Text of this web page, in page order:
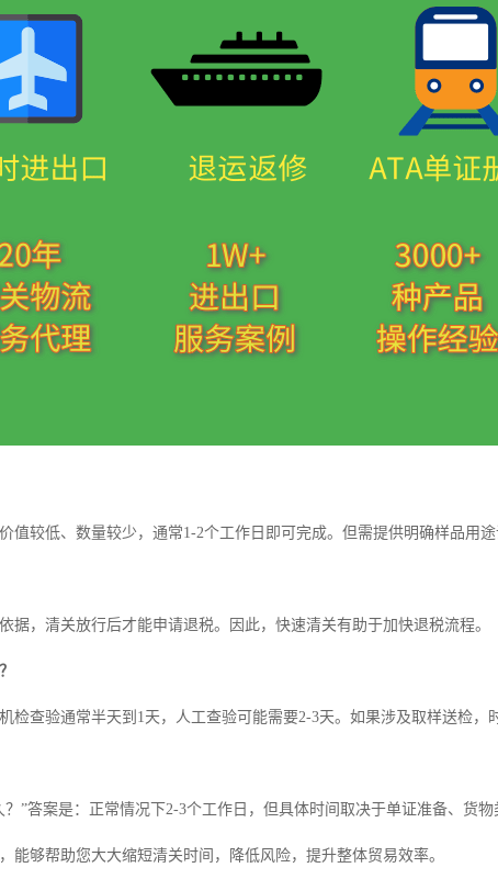
值较低、数量较少，通常1-2个工作日即可完成。但需提供明确样品用途
据，清关放行后才能申请退税。因此，快速清关有助于加快退税流程。
检查验通常半天到1天，人工查验可能需要2-3天。如果涉及取样送检，
？”答案是：正常情况下2-3个工作日，但具体时间取决于单证准备、货
能够帮助您大大缩短清关时间，降低风险，提升整体贸易效率。